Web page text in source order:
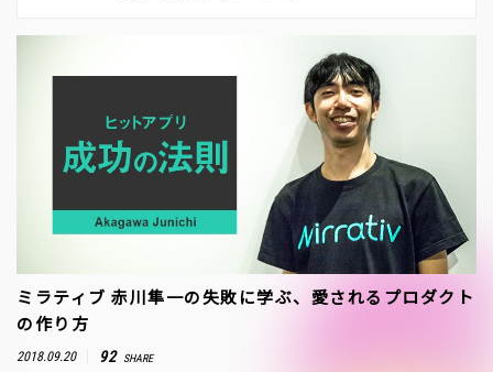
ミラティブ 赤川隼一の失敗に学ぶ、愛されるプロダクト
の作り方
2018.09.20 92 SHARE